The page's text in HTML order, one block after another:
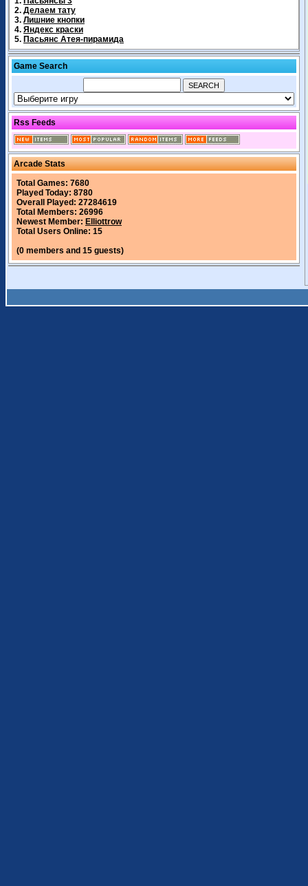
2. Делаем тату
3. Лишние кнопки
4. Яндекс краски
5. Пасьянс Атея-пирамида
Game Search
Rss Feeds
Arcade Stats
Total Games: 7680
Played Today: 8780
Overall Played: 27284619
Total Members: 26996
Newest Member: Elliottrow
Total Users Online: 15
(0 members and 15 guests)